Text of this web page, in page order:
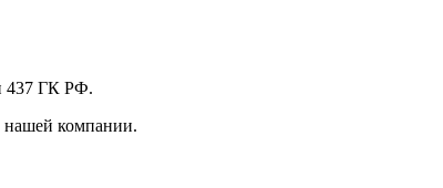
437 ГК РФ.
нашей компании.